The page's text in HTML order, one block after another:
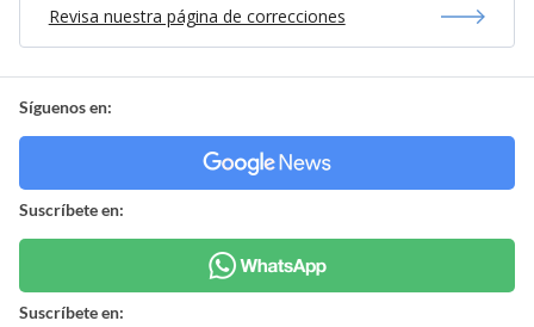
Revisa nuestra página de correcciones
Síguenos en:
Suscríbete en:
Suscríbete en: